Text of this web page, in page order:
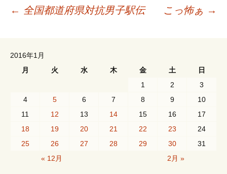
投
稿
ナ
ビ
ゲ
← 全国都道府県対抗男子駅伝 こっ怖ぁ →
2016年1月
月
火 水 木 金 土
日
1
2
3
4
5 6 7 8 9
10
11
12 13 14 15 16
17
18
19 20 21 22 23
24
25
26 27 28 29 30
31
« 12月
2月 »